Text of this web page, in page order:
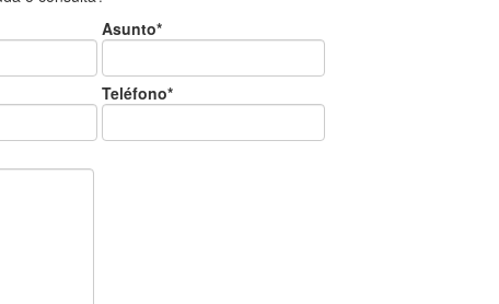
Asunto*
Teléfono*